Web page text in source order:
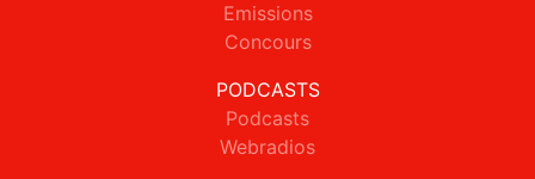
Emissions
Concours
PODCASTS
Podcasts
Webradios